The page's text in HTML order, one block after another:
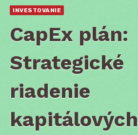
INVESTOVANIE
CapEx plán:
Strategické
riadenie
kapitálových